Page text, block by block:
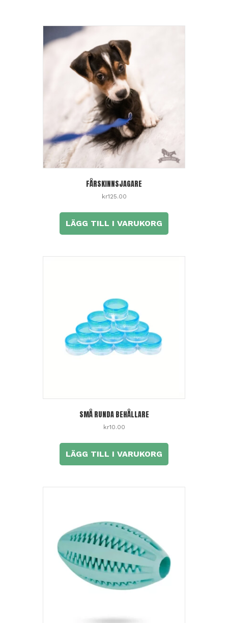
FÅRSKINNSJAGARE
kr125.00
LÄGG TILL I VARUKORG
SMÅ RUNDA BEHÅLLARE
kr10.00
LÄGG TILL I VARUKORG